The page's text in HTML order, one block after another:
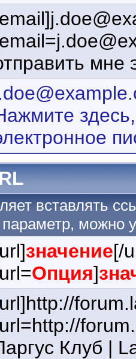
мне
вставлять
можно
значение[/
Опция]
Клуб |